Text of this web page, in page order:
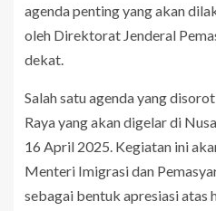
agenda penting yang akan
oleh Direktorat Jenderal
dekat.
Salah satu agenda yang
Raya yang akan digelar di
16 April 2025. Kegiatan ini
Menteri Imigrasi dan
sebagai bentuk apresiasi atas